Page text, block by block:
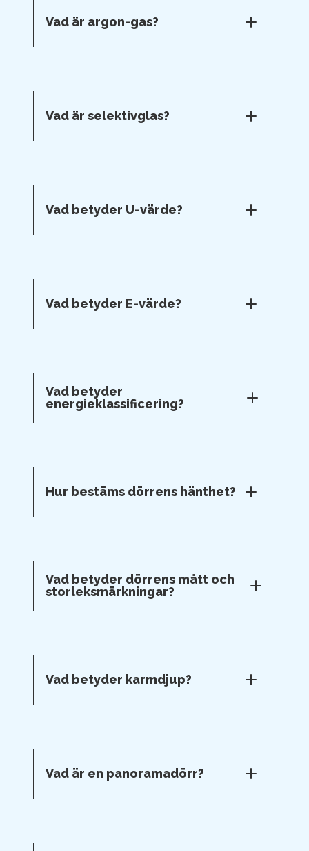
Vad är argon-gas?
Vad är selektivglas?
Vad betyder U-värde?
Vad betyder E-värde?
Vad betyder
energieklassificering?
Hur bestäms dörrens hänthet?
Vad betyder dörrens mått och
storleksmärkningar?
Vad betyder karmdjup?
Vad är en panoramadörr?